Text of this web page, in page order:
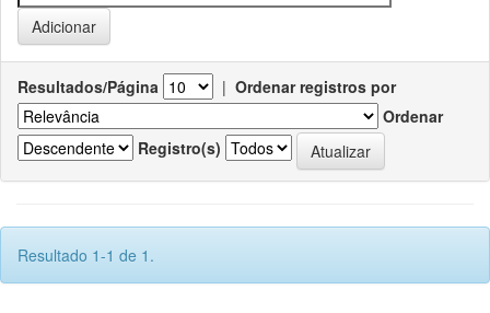
Resultados/Página | Ordenar registros por
Ordenar
Registro(s)
Resultado 1-1 de 1.